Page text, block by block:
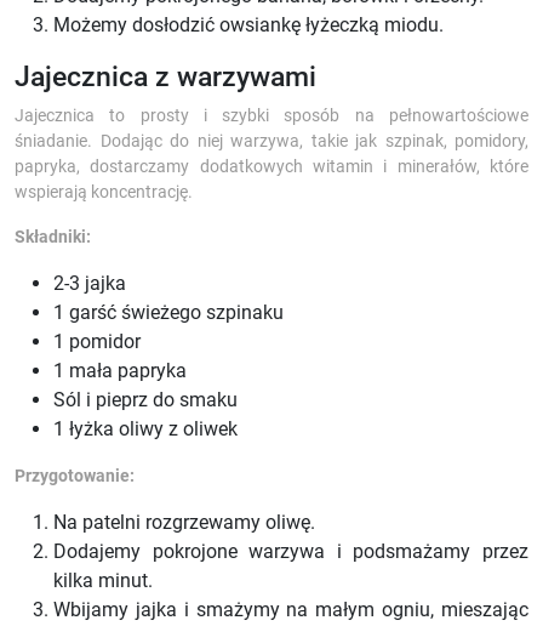
Możemy dosłodzić owsiankę łyżeczką miodu.
Jajecznica z warzywami
Jajecznica to prosty i szybki sposób na pełnowartościowe
śniadanie. Dodając do niej warzywa, takie jak szpinak, pomidory,
papryka, dostarczamy dodatkowych witamin i minerałów, które
wspierają koncentrację.
Składniki:
2-3 jajka
1 garść świeżego szpinaku
1 pomidor
1 mała papryka
Sól i pieprz do smaku
1 łyżka oliwy z oliwek
Przygotowanie:
Na patelni rozgrzewamy oliwę.
Dodajemy pokrojone warzywa i podsmażamy przez
kilka minut.
Wbijamy jajka i smażymy na małym ogniu, mieszając